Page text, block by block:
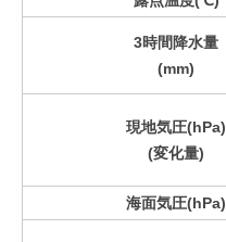
3時間降水量
(mm)
現地気圧(hPa)
(変化量)
海面気圧(hPa)